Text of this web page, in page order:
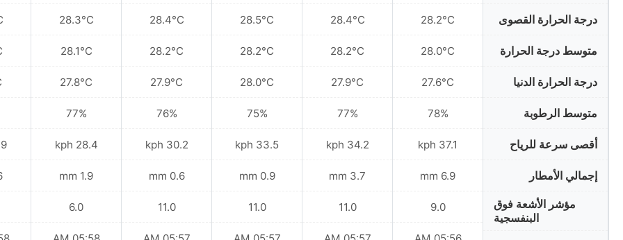
درجة الحرارة القصوى
متوسط درجة الحرارة
درجة الحرارة الدنيا
متوسط الرطوبة
أقصى سرعة للرياح
إجمالي الأمطار
مؤشر الأشعة فوق
البنفسجية
28.2°C
28.0°C
27.6°C
78%
37.1 kph
6.9 mm
9.0
28.4°C
28.2°C
27.9°C
77%
34.2 kph
3.7 mm
11.0
28.5°C
28.2°C
28.0°C
75%
33.5 kph
0.9 mm
11.0
28.4°C
28.2°C
27.9°C
76%
30.2 kph
0.6 mm
11.0
28.3°C
28.1°C
27.8°C
77%
28.4 kph
1.9 mm
6.0